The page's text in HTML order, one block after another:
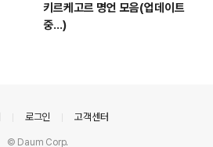
키르케고르 명언 모음(업데이트
중...)
로그인 고객센터
© Daum Corp.